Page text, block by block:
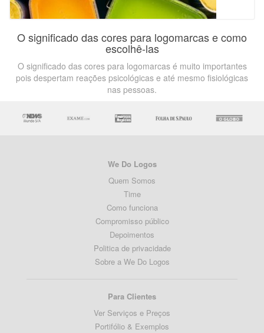
O significado das cores para logomarcas e como
escolhê-las
O significado das cores para logomarcas é muito importantes
pois despertam reações psicológicas e até mesmo fisiológicas
nas pessoas.
We Do Logos
Quem Somos
Time
Como funciona
Compromisso público
Depoimentos
Politica de privacidade
Sobre a We Do Logos
Para Clientes
Ver Serviços e Preços
Portifólio & Exemplos